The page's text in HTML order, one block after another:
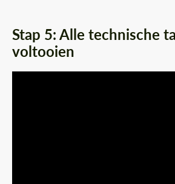
Stap 5: Alle technische
voltooien